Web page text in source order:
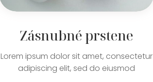
Zásnubné prstene
Lorem ipsum dolor sit amet, consectetur
adipiscing elit, sed do eiusmod